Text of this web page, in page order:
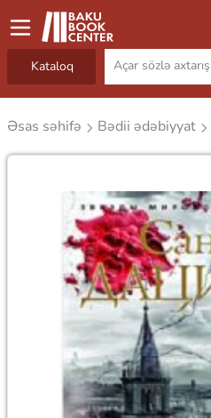
Kataloq
Əsas səhifə Bədii ədəbiyyat